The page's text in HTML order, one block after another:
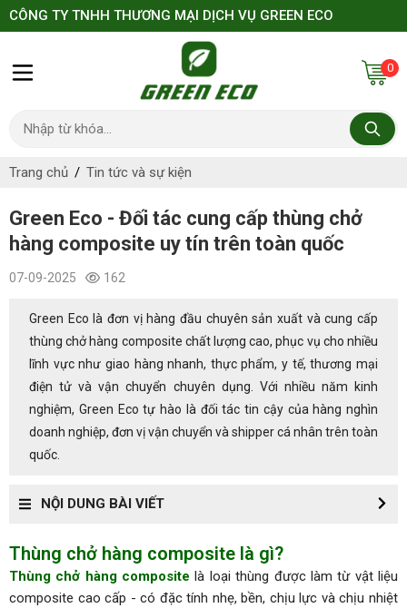
CÔNG TY TNHH THƯƠNG MẠI DỊCH VỤ GREEN ECO
0
Trang chủ Tin tức và sự kiện
Green Eco - Đối tác cung cấp thùng chở
hàng composite uy tín trên toàn quốc
07-09-2025 162
Green Eco là đơn vị hàng đầu chuyên sản xuất và cung cấp
thùng chở hàng composite chất lượng cao, phục vụ cho nhiều
lĩnh vực như giao hàng nhanh, thực phẩm, y tế, thương mại
điện tử và vận chuyển chuyên dụng. Với nhiều năm kinh
nghiệm, Green Eco tự hào là đối tác tin cậy của hàng nghìn
doanh nghiệp, đơn vị vận chuyển và shipper cá nhân trên toàn
quốc.
NỘI DUNG BÀI VIẾT
Thùng chở hàng composite là gì?
Thùng chở hàng composite là loại thùng được làm từ vật liệu
composite cao cấp - có đặc tính nhẹ, bền, chịu lực và chịu nhiệt